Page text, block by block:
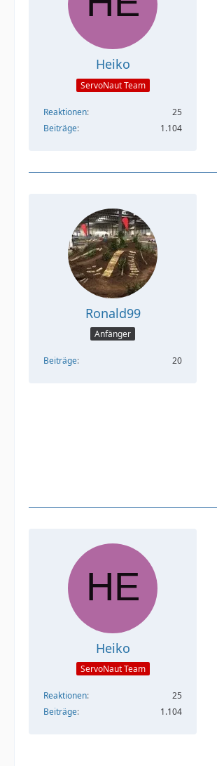
Heiko
ServoNaut Team
Reaktionen
25
Beiträge
1.104
Ronald99
Anfänger
Beiträge 20
Heiko
ServoNaut Team
Reaktionen
25
Beiträge
1.104